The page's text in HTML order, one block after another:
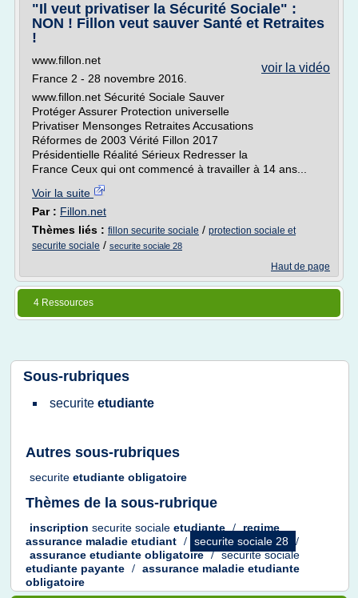
"Il veut privatiser la Sécurité Sociale" :
NON ! Fillon veut sauver Santé et Retraites
!
voir la vidéo
www.fillon.net
France 2 - 28 novembre 2016.
www.fillon.net Sécurité Sociale Sauver
Protéger Assurer Protection universelle
Privatiser Mensonges Retraites Accusations
Réformes de 2003 Vérité Fillon 2017
Présidentielle Réalité Sérieux Redresser la
France Ceux qui ont commencé à travailler à 14 ans...
Voir la suite
Par : Fillon.net
Thèmes liés : fillon securite sociale / protection sociale et
securite sociale / securite sociale 28
Haut de page
4 Ressources
Sous-rubriques
securite etudiante
Autres sous-rubriques
securite etudiante obligatoire
Thèmes de la sous-rubrique
inscription securite sociale etudiante /
regime
assurance maladie etudiant / securite sociale 28 /
assurance etudiante obligatoire / securite sociale
etudiante payante / assurance maladie etudiante
obligatoire